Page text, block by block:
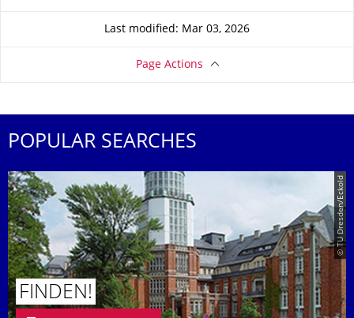
Last modified: Mar 03, 2026
Page Actions
POPULAR SEARCHES
© TU Dresden/Eckold
FINDEN!